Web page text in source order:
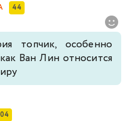
44
топчик, особенно
Ван Лин относится